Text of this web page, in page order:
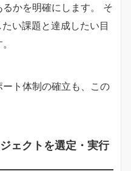
かを明確にします。 そ
い課題と達成したい目
ト体制の確立も、この
ェクトを選定・実行